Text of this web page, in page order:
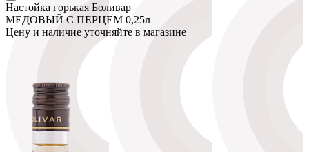
Настойка горькая Боливар
МЕДОВЫЙ С ПЕРЦЕМ 0,25л
Цену и наличие уточняйте в магазине